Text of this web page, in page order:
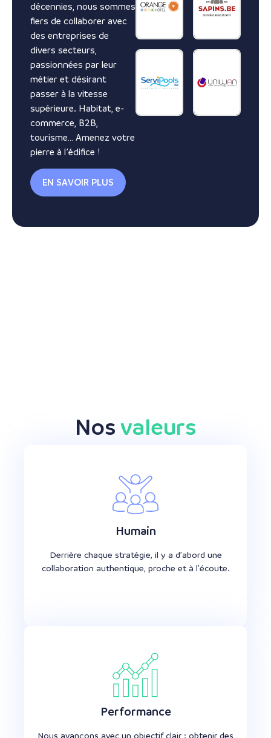
décennies, nous sommes
fiers de collaborer avec
des entreprises de
divers secteurs,
passionnées par leur
métier et désirant
passer à la vitesse
supérieure. Habitat, e-
commerce, B2B,
tourisme… Amenez votre
pierre à l’édifice !
EN SAVOIR PLUS
Nos valeurs
Humain
Derrière chaque stratégie, il y a d’abord une
collaboration authentique, proche et à l’écoute.
Performance
Nous avançons avec un objectif clair : obtenir des